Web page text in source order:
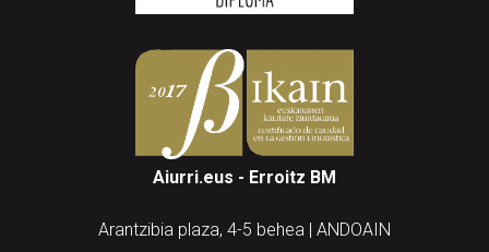
Aiurri.eus - Erroitz BM
Arantzibia plaza, 4-5 behea | ANDOAIN